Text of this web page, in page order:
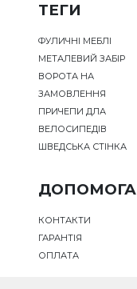
ТЕГИ
ФУЛИЧНІ МЕБЛІ
МЕТАЛЕВИЙ ЗАБІР
ВОРОТА НА
ЗАМОВЛЕННЯ
ПРИЧЕПИ ДЛА
ВЕЛОСИПЕДІВ
ШВЕДСЬКА СТІНКА
ДОПОМОГА
КОНТАКТИ
ГАРАНТІЯ
ОПЛАТА